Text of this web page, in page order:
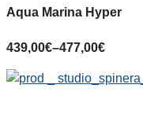
Aqua Marina Hyper
439,00€–477,00€